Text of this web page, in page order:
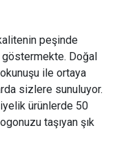
peşinde
Doğal
ile ortaya
sizlere sunuluyor.
ürünlerde 50
taşıyan şık